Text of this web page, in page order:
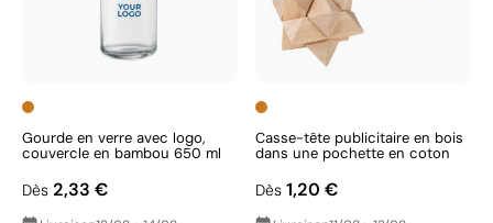
Gourde en verre avec logo,
couvercle en bambou 650 ml
Dès 2,33 €
Casse-tête publicitaire en bois
dans une pochette en coton
Dès 1,20 €